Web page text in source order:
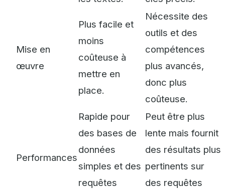
Mise en
œuvre
Plus facile et
moins
coûteuse à
mettre en
place.
Nécessite des
outils et des
compétences
plus avancés,
donc plus
coûteuse.
Performances
Rapide pour
des bases de
données
simples et des
requêtes
Peut être plus
lente mais fournit
des résultats plus
pertinents sur
des requêtes